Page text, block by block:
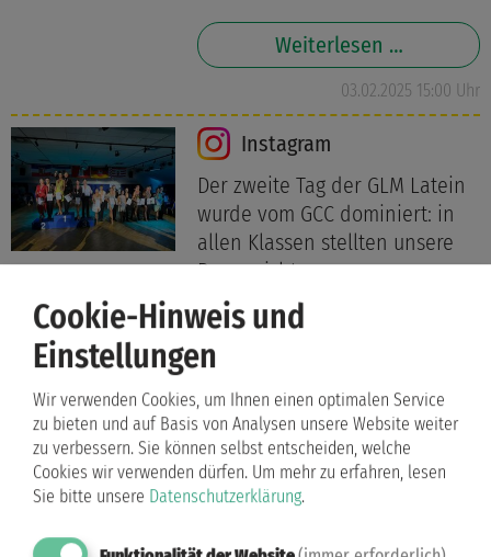
Weiterlesen …
03.02.2025 15:00 Uhr
Instagram
Der zweite Tag der GLM Latein
wurde vom GCC dominiert: in
allen Klassen stellten unsere
Paare nicht ...
Weiterlesen …
facebook
Der zweite Tag der GLM Latein
wurde vom GCC dominiert: in
Cookie-Hinweis und
Einstellungen
Wir verwenden Cookies, um Ihnen einen optimalen Service
zu bieten und auf Basis von Analysen unsere Website weiter
zu verbessern. Sie können selbst entscheiden, welche
Cookies wir verwenden dürfen. Um mehr zu erfahren, lesen
Sie bitte unsere Datenschutzerklärung.